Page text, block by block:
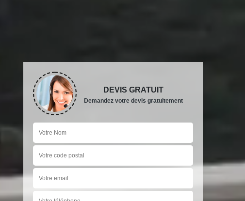
DEVIS GRATUIT
Demandez votre devis gratuitement